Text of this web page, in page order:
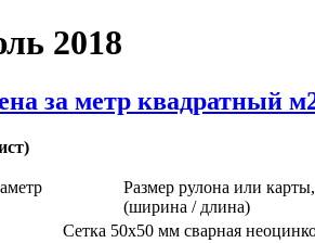
2018
за метр квадратный
Размер рулона или
(ширина / длина)
Сетка 50х50 мм сварная